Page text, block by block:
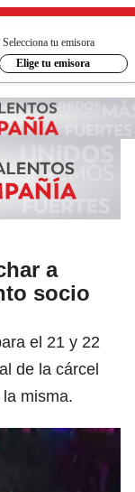
Selecciona tu emisora
Elige tu emisora
a
socio
el 21 y 22
de la cárcel
misma.